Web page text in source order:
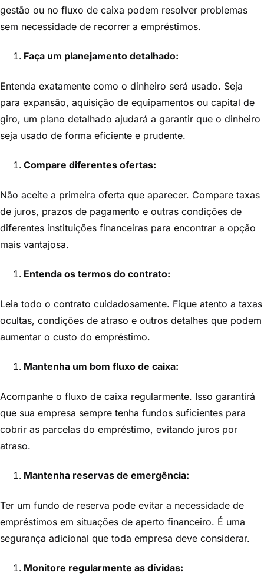
gestão ou no fluxo de caixa podem resolver problemas
sem necessidade de recorrer a empréstimos.
Faça um planejamento detalhado:
Entenda exatamente como o dinheiro será usado. Seja
para expansão, aquisição de equipamentos ou capital de
giro, um plano detalhado ajudará a garantir que o dinheiro
seja usado de forma eficiente e prudente.
Compare diferentes ofertas:
Não aceite a primeira oferta que aparecer. Compare taxas
de juros, prazos de pagamento e outras condições de
diferentes instituições financeiras para encontrar a opção
mais vantajosa.
Entenda os termos do contrato:
Leia todo o contrato cuidadosamente. Fique atento a taxas
ocultas, condições de atraso e outros detalhes que podem
aumentar o custo do empréstimo.
Mantenha um bom fluxo de caixa:
Acompanhe o fluxo de caixa regularmente. Isso garantirá
que sua empresa sempre tenha fundos suficientes para
cobrir as parcelas do empréstimo, evitando juros por
atraso.
Mantenha reservas de emergência:
Ter um fundo de reserva pode evitar a necessidade de
empréstimos em situações de aperto financeiro. É uma
segurança adicional que toda empresa deve considerar.
Monitore regularmente as dívidas: